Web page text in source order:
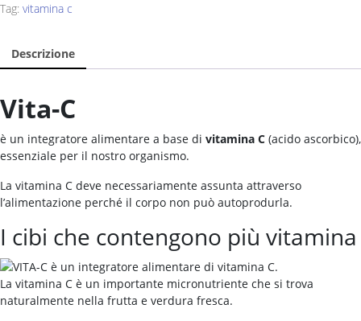
Tag: vitamina c
Descrizione
Vita-C
è un integratore alimentare a base di vitamina C (acido ascorbico),
essenziale per il nostro organismo.
La vitamina C deve necessariamente assunta attraverso
l’alimentazione perché il corpo non può autoprodurla.
I cibi che contengono più vitamina
La vitamina C è un importante micronutriente che si trova
naturalmente nella frutta e verdura fresca.